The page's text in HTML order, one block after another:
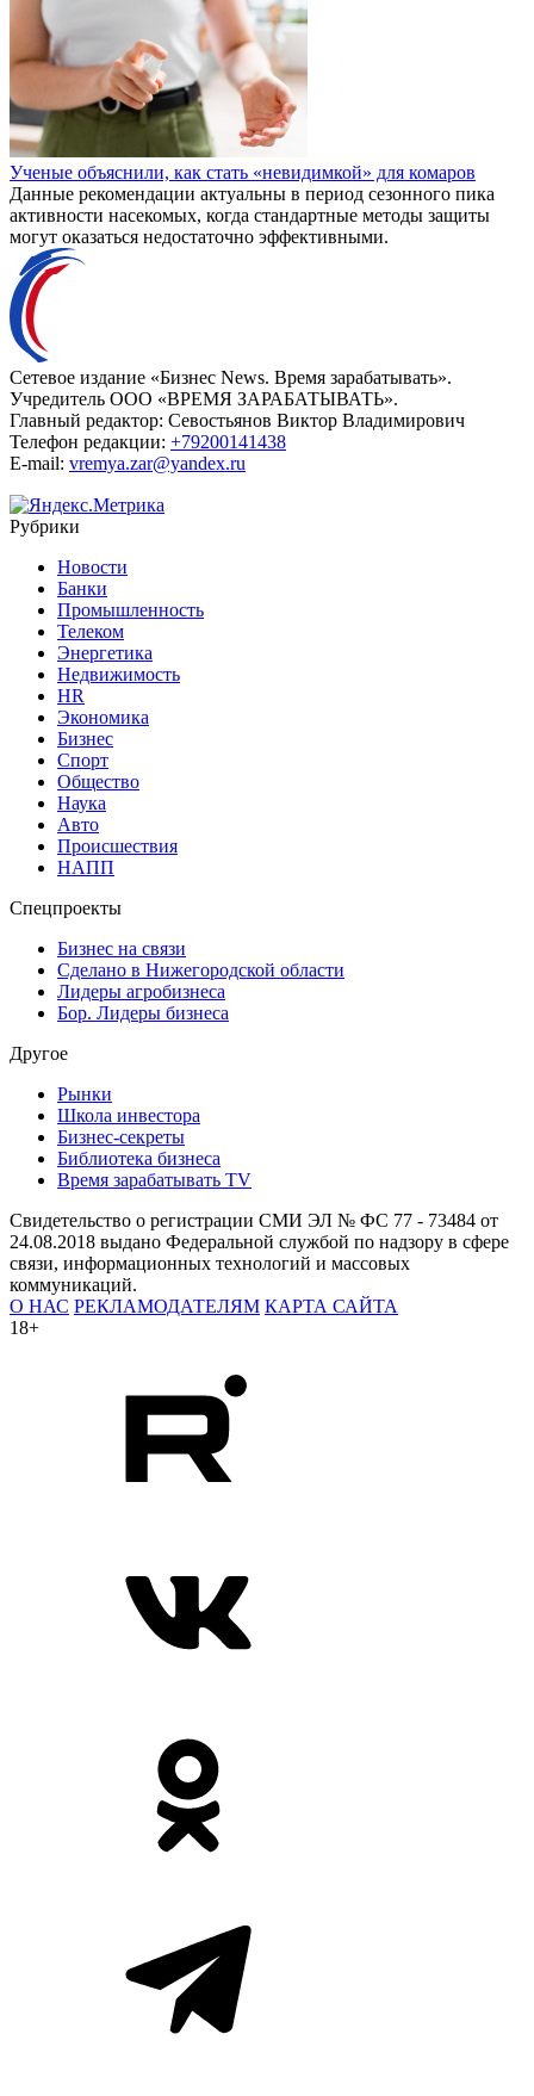
Ученые объяснили, как стать «невидимкой» для комаров
Данные рекомендации актуальны в период сезонного пика
активности насекомых, когда стандартные методы защиты
могут оказаться недостаточно эффективными.
Сетевое издание «Бизнес News. Время зарабатывать».
Учредитель ООО «ВРЕМЯ ЗАРАБАТЫВАТЬ».
Главный редактор: Севостьянов Виктор Владимирович
Телефон редакции: +79200141438
E-mail: vremya.zar@yandex.ru
Рубрики
Новости
Банки
Промышленность
Телеком
Энергетика
Недвижимость
HR
Экономика
Бизнес
Спорт
Общество
Наука
Авто
Происшествия
НАПП
Спецпроекты
Бизнес на связи
Сделано в Нижегородской области
Лидеры агробизнеса
Бор. Лидеры бизнеса
Другое
Рынки
Школа инвестора
Бизнес-секреты
Библиотека бизнеса
Время зарабатывать TV
Свидетельство о регистрации СМИ ЭЛ № ФС 77 - 73484 от
24.08.2018 выдано Федеральной службой по надзору в сфере
связи, информационных технологий и массовых
коммуникаций.
О НАС РЕКЛАМОДАТЕЛЯМ КАРТА САЙТА
18+